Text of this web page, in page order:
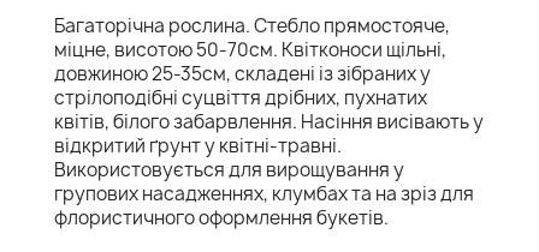
Багаторічна рослина. Стебло прямостояче,
міцне, висотою 50-70см. Квітконоси щільні,
довжиною 25-35см, складені із зібраних у
стрілоподібні суцвіття дрібних, пухнатих
квітів, білого забарвлення. Насіння висівають у
відкритий ґрунт у квітні-травні.
Використовується для вирощування у
групових насадженнях, клумбах та на зріз для
флористичного оформлення букетів.